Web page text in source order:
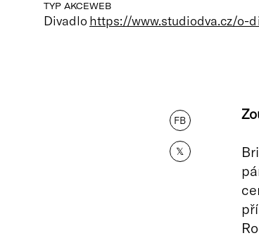
TYP AKCE
Divadlo
WEB
https://www.studiodva.cz/o-
FB
𝕏